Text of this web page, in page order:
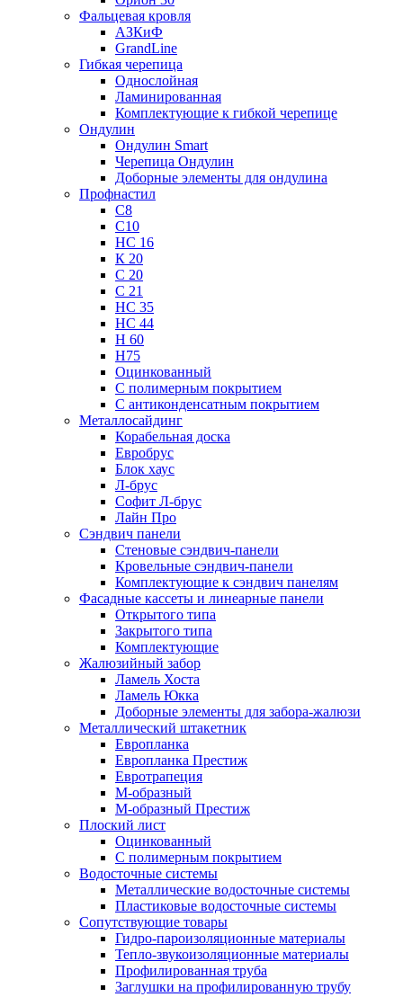
Фальцевая кровля
АЗКиФ
GrandLine
Гибкая черепица
Однослойная
Ламинированная
Комплектующие к гибкой черепице
Ондулин
Ондулин Smart
Черепица Ондулин
Доборные элементы для ондулина
Профнастил
С8
С10
НС 16
К 20
С 20
С 21
НС 35
НС 44
Н 60
Н75
Оцинкованный
С полимерным покрытием
С антиконденсатным покрытием
Металлосайдинг
Корабельная доска
Евробрус
Блок хаус
Л-брус
Софит Л-брус
Лайн Про
Сэндвич панели
Стеновые сэндвич-панели
Кровельные сэндвич-панели
Комплектующие к сэндвич панелям
Фасадные кассеты и линеарные панели
Открытого типа
Закрытого типа
Комплектующие
Жалюзийный забор
Ламель Хоста
Ламель Юкка
Доборные элементы для забора-жалюзи
Металлический штакетник
Европланка
Европланка Престиж
Евротрапеция
М-образный
М-образный Престиж
Плоский лист
Оцинкованный
С полимерным покрытием
Водосточные системы
Металлические водосточные системы
Пластиковые водосточные системы
Сопутствующие товары
Гидро-пароизоляционные материалы
Тепло-звукоизоляционные материалы
Профилированная труба
Заглушки на профилированную трубу